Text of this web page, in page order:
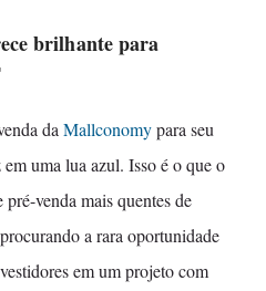
brilhante para
daMallconomypara seu
uma lua azul. Isso é o que o
venda mais quentes de
a rara oportunidade
em um projeto com